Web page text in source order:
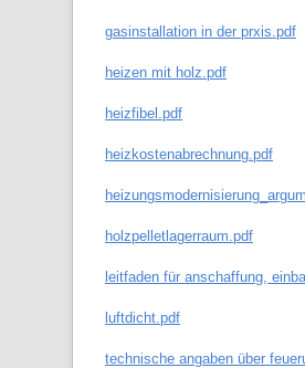
gasinstallation in der prxis.pdf
heizen mit holz.pdf
heizfibel.pdf
heizkostenabrechnung.pdf
holzpelletlagerraum.pdf
leitfaden für anschaffung,
luftdicht.pdf
technische angaben über